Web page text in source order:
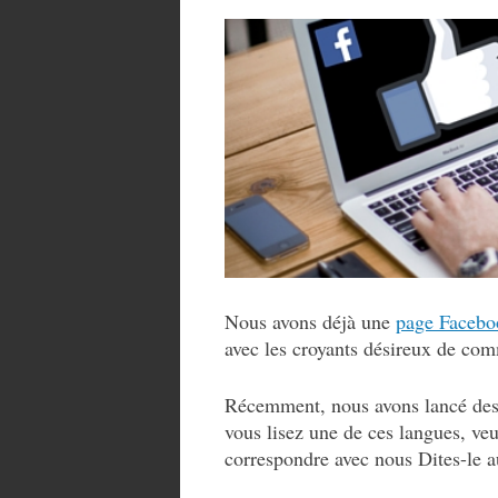
Nous avons déjà une page
avec les croyants désireux de
Récemment, nous avons lancé
vous lisez une de ces langues,
correspondre avec nous Dites-le